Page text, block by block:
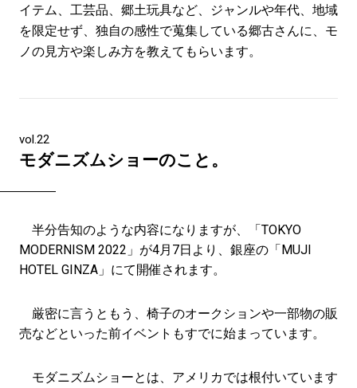
イテム、工芸品、郷土玩具など、ジャンルや年代、地域
を限定せず、独自の感性で蒐集している郷古さんに、モ
ノの見方や楽しみ方を教えてもらいます。
vol.22
モダニズムショーのこと。
半分告知のような内容になりますが、「TOKYO
MODERNISM 2022」が4月7日より、銀座の「MUJI
HOTEL GINZA」にて開催されます。
厳密に言うともう、椅子のオークションや一部物の販
売などといった前イベントもすでに始まっています。
モダニズムショーとは、アメリカでは根付いています